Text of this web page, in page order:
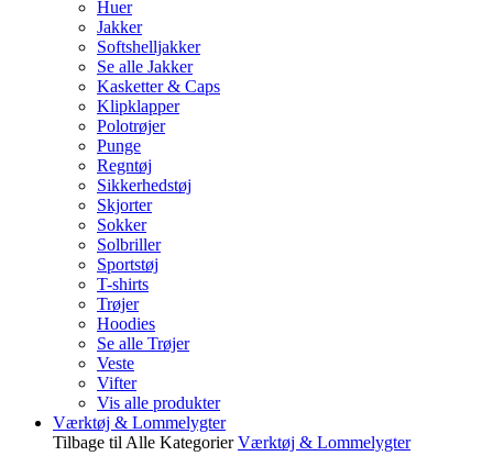
Huer
Jakker
Softshelljakker
Se alle Jakker
Kasketter & Caps
Klipklapper
Polotrøjer
Punge
Regntøj
Sikkerhedstøj
Skjorter
Sokker
Solbriller
Sportstøj
T-shirts
Trøjer
Hoodies
Se alle Trøjer
Veste
Vifter
Vis alle produkter
Værktøj & Lommelygter
Tilbage til Alle Kategorier Værktøj & Lommelygter